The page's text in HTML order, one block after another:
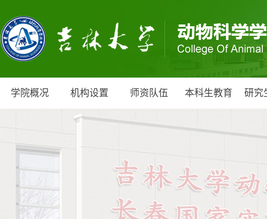
学院概况 机构设置 师资队伍 本科生教育 研究